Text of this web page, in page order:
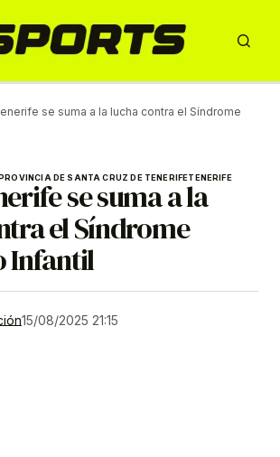
se suma a la lucha contra el Síndrome
DE SANTA CRUZ DE TENERIFETENERIFE
se suma a la
el Síndrome
Infantil
15/08/2025 21:15